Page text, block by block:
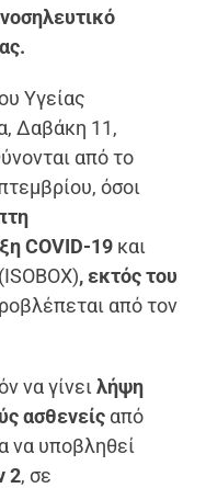
Υγείας
Δαβάκη 11,
από το
όσοι
COVID-19 και
(ISOBOX), εκτός του
από τον
να γίνειλήψη
ασθενείς από
να υποβληθεί
2, σε